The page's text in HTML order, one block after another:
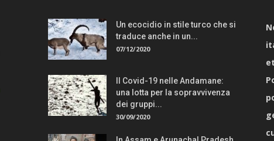
Un ecocidio in stile turco che si
traduce anche in un...
07/12/2020
Il Covid-19 nelle Andamane:
una lotta per la sopravvivenza
dei gruppi...
30/09/2020